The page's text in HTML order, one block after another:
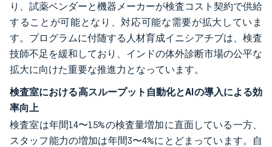
り、試薬ベンダーと機器メーカーが検査コスト契約で供給
することが可能となり、対応可能な需要が拡大していま
す。プログラムに付随する人材育成イニシアチブは、検査
技師不足を緩和しており、インドの体外診断市場の公平な
拡大に向けた重要な推進力となっています。
検査室における高スループット自動化とAIの導入による効
率向上
検査室は年間14〜15%の検査量増加に直面している一方、
スタッフ能力の増加は年間3〜4%にとどまっています。自